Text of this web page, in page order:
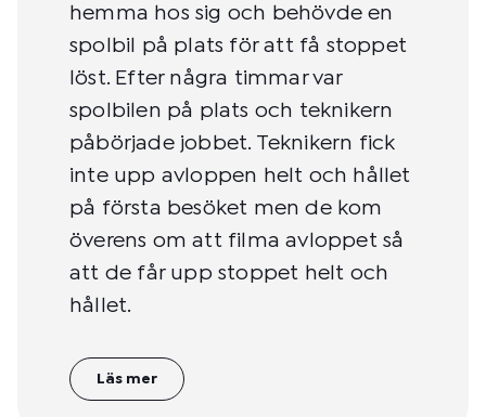
hemma hos sig och behövde en
spolbil på plats för att få stoppet
löst. Efter några timmar var
spolbilen på plats och teknikern
påbörjade jobbet. Teknikern fick
inte upp avloppen helt och hållet
på första besöket men de kom
överens om att filma avloppet så
att de får upp stoppet helt och
hållet.
Läs mer